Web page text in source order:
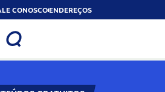
CONOSCOENDEREÇOS